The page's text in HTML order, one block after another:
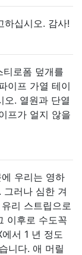
하십시오. 감사!
로폼 덮개를
이프 가열 테이
오. 열원과 단열
프가 얼지 않을
우리는 영하
그러나 심한 겨
리 스트립으로
이후로 수도꼭
서 1 년 정도
니다. 애 머릴